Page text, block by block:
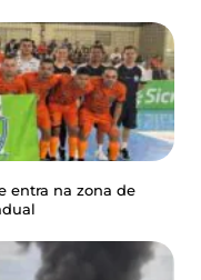
entra na zona de